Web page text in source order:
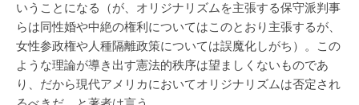
いうことになる（が、オリジナリズムを主張する保守派判事
らは同性婚や中絶の権利についてはこのとおり主張するが、
女性参政権や人種隔離政策については誤魔化しがち）。この
ような理論が導き出す憲法的秩序は望ましくないものであ
り、だから現代アメリカにおいてオリジナリズムは否定され